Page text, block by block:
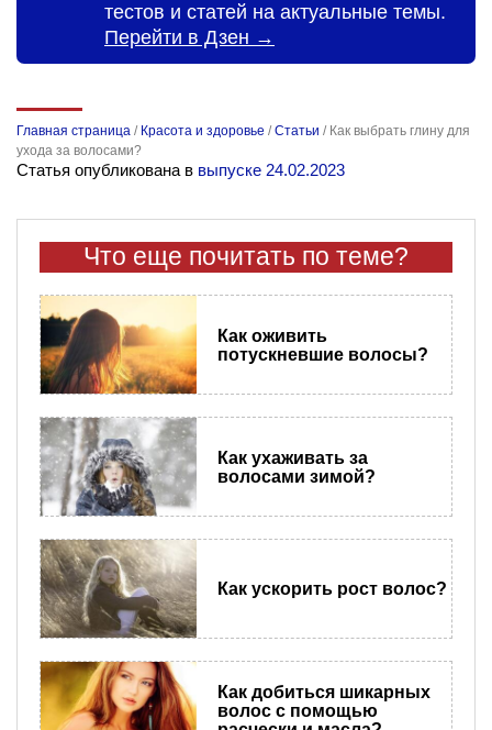
тестов и статей на актуальные темы.
Перейти в Дзен →
Главная страница / Красота и здоровье /Статьи / Как выбрать глину для
ухода за волосами?
Статья опубликована в выпуске 24.02.2023
Что еще почитать по теме?
Как оживить
потускневшие волосы?
Как ухаживать за
волосами зимой?
Как ускорить рост волос?
Как добиться шикарных
волос с помощью